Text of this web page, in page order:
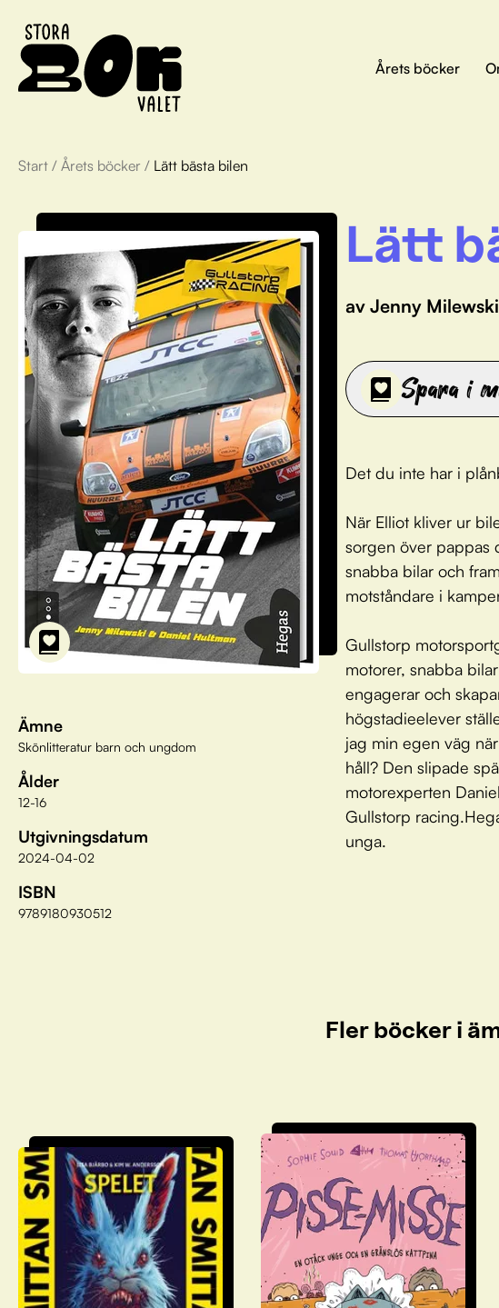
Årets böcker
Start / Årets böcker / Lätt bästa bilen
Ämne
Skönlitteratur barn och ungdom
Ålder
12-16
Utgivningsdatum
2024-04-02
ISBN
9789180930512
Lätt
av Jenny
Spara i
Det du inte har i
När Elliot kliver ur
sorgen över pappas
snabba bilar och
motståndare i
Gullstorp
motorer, snabba
engagerar och
högstadieelever
jag min egen väg
håll? Den slipade
motorexperten
Gullstorp
unga.
Fler böcker i